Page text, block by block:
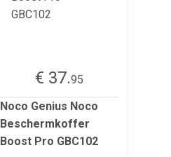
€ 37.95
Noco Genius Noco
Beschermkoffer
Boost Pro GBC102